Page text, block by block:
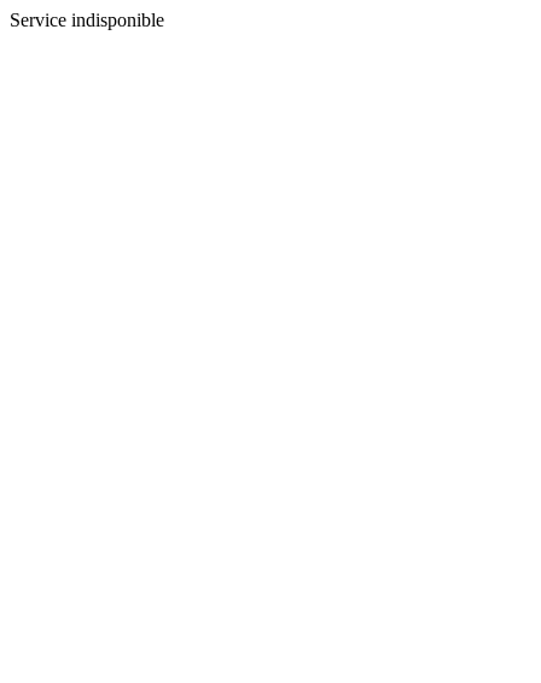
Service indisponible